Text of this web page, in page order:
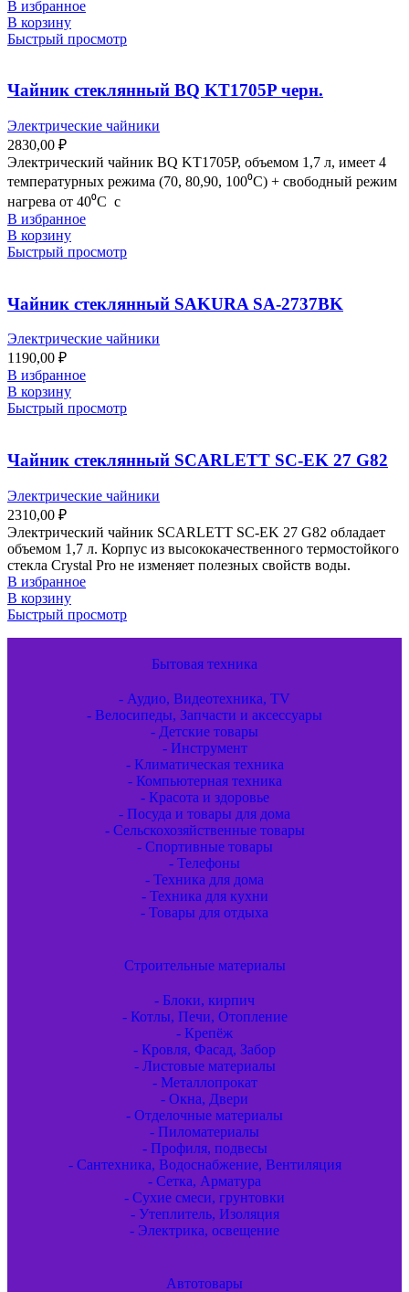
В избранное
В корзину
Быстрый просмотр
Чайник стеклянный BQ KT1705P черн.
Электрические чайники
2830,00 ₽
Электрический чайник BQ KT1705P, объемом 1,7 л, имеет 4
температурных режима (70, 80,90, 100⁰С) + свободный режим
нагрева от 40⁰С с
В избранное
В корзину
Быстрый просмотр
Чайник стеклянный SAKURA SA-2737BK
Электрические чайники
1190,00 ₽
В избранное
В корзину
Быстрый просмотр
Чайник стеклянный SCARLETT SC-EK 27 G82
Электрические чайники
2310,00 ₽
Электрический чайник SCARLETT SC-EK 27 G82 обладает
объемом 1,7 л. Корпус из высококачественного термостойкого
стекла Crystal Pro не изменяет полезных свойств воды.
В избранное
В корзину
Быстрый просмотр
Бытовая техника
- Аудио, Видеотехника, TV
- Велосипеды, Запчасти и аксессуары
- Детские товары
- Инструмент
- Климатическая техника
- Компьютерная техника
- Красота и здоровье
- Посуда и товары для дома
- Сельскохозяйственные товары
- Спортивные товары
- Телефоны
- Техника для дома
- Техника для кухни
- Товары для отдыха
Строительные материалы
- Блоки, кирпич
- Котлы, Печи, Отопление
- Крепёж
- Кровля, Фасад, Забор
- Листовые материалы
- Металлопрокат
- Окна, Двери
- Отделочные материалы
- Пиломатериалы
- Профиля, подвесы
- Сантехника, Водоснабжение, Вентиляция
- Сетка, Арматура
- Сухие смеси, грунтовки
- Утеплитель, Изоляция
- Электрика, освещение
Автотовары